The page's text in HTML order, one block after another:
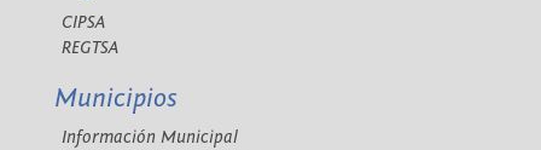
CIPSA
REGTSA
Municipios
Información Municipal